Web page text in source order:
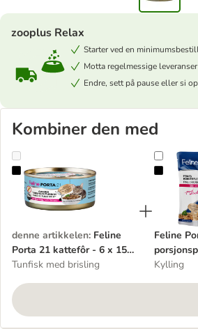
zooplus Relax
Starter ved en
Motta regelmessige leveranser
Endre, sett på pause eller si
Kombiner den med
Feline Porta 21 kattefôr - 6 x 156 g
denne artikkelen: Feline
Porta 21 kattefôr - 6 x 156
g
Tunfisk med brisling
Feline
Feline
Kylling